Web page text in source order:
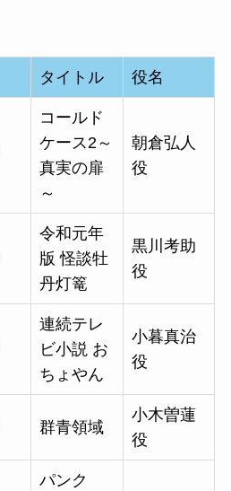
タイトル 役名
コールド
ケース2～
真実の扉
～
朝倉弘人
役
令和元年
版 怪談牡
丹灯篭
黒川考助
役
連続テレ
ビ小説 お
ちょやん
小暮真治
役
群青領域
小木曽蓮
役
パンク